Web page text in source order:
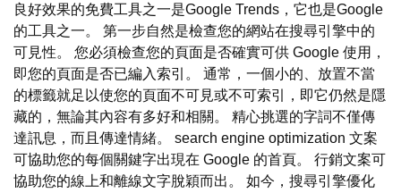
良好效果的免費工具之一是Google Trends，它也是Google
的工具之一。 第一步自然是檢查您的網站在搜尋引擎中的
可見性。 您必須檢查您的頁面是否確實可供 Google 使用，
即您的頁面是否已編入索引。 通常，一個小的、放置不當
的標籤就足以使您的頁面不可見或不可索引，即它仍然是隱
藏的，無論其內容有多好和相關。 精心挑選的字詞不僅傳
達訊息，而且傳達情緒。 search engine optimization 文案
可協助您的每個關鍵字出現在 Google 的首頁。 行銷文案可
協助您的線上和離線文字脫穎而出。 如今，搜尋引擎優化